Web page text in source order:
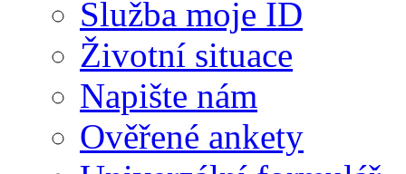
Služba moje ID
Životní situace
Napište nám
Ověřené ankety